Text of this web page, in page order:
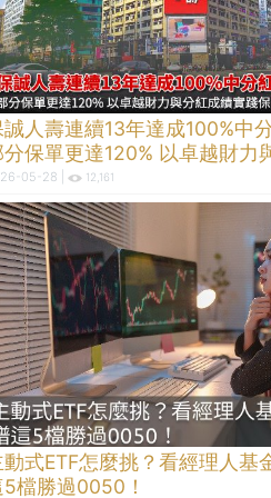
誠人壽連續13年達成100%中
分保單更達120% 以卓越財力
戶承諾
05-28 | 12,161
動式ETF怎麼挑？看經理人基
檔勝過0050！